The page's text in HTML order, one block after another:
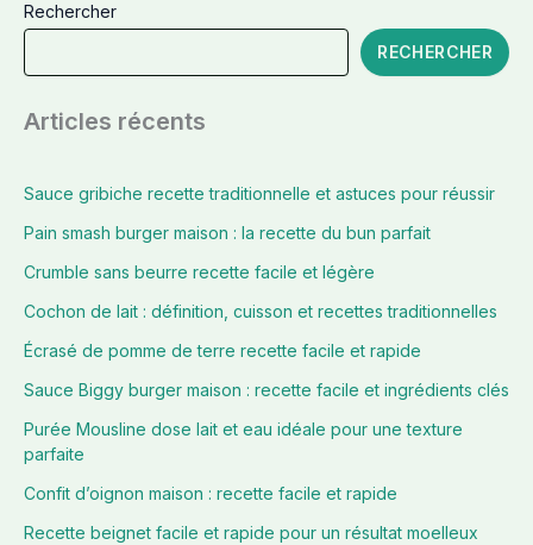
Rechercher
RECHERCHER
Articles récents
Sauce gribiche recette traditionnelle et astuces pour réussir
Pain smash burger maison : la recette du bun parfait
Crumble sans beurre recette facile et légère
Cochon de lait : définition, cuisson et recettes traditionnelles
Écrasé de pomme de terre recette facile et rapide
Sauce Biggy burger maison : recette facile et ingrédients clés
Purée Mousline dose lait et eau idéale pour une texture
parfaite
Confit d’oignon maison : recette facile et rapide
Recette beignet facile et rapide pour un résultat moelleux